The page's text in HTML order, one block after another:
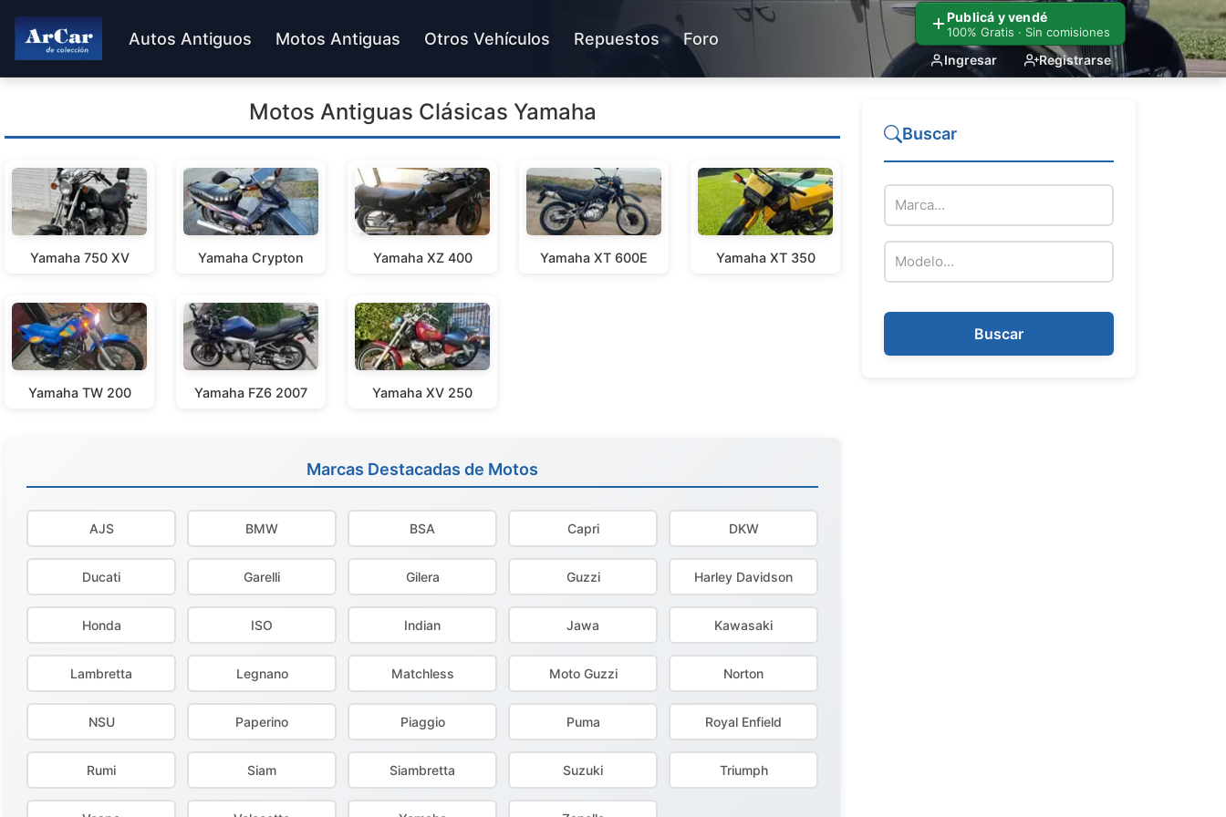
Publicá y vendé
100% Gratis · Sin comisiones
Ingresar Registrarse
Autos Antiguos Motos Antiguas Otros Vehículos Repuestos Foro
Motos Antiguas Clásicas Yamaha
Yamaha 750 XV Yamaha Crypton Yamaha XZ 400 Yamaha XT 600E Yamaha XT 350
Yamaha TW 200 Yamaha FZ6 2007 Yamaha XV 250
Marcas Destacadas de Motos
AJS BMW BSA Capri DKW
Ducati Garelli Gilera Guzzi Harley Davidson
Honda ISO Indian Jawa Kawasaki
Lambretta Legnano Matchless Moto Guzzi Norton
NSU Paperino Piaggio Puma Royal Enfield
Rumi Siam Siambretta Suzuki Triumph
Buscar
Buscar